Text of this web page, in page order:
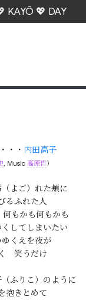
KAYŌ 💖 DAY
・・ 内田高子
, Music高原哲）
よご）れた頬に
るふれた人
もかも何もかも
してしまいたい
くえを夜が
　笑うだけ
ふりこ）のように
抱きとめて